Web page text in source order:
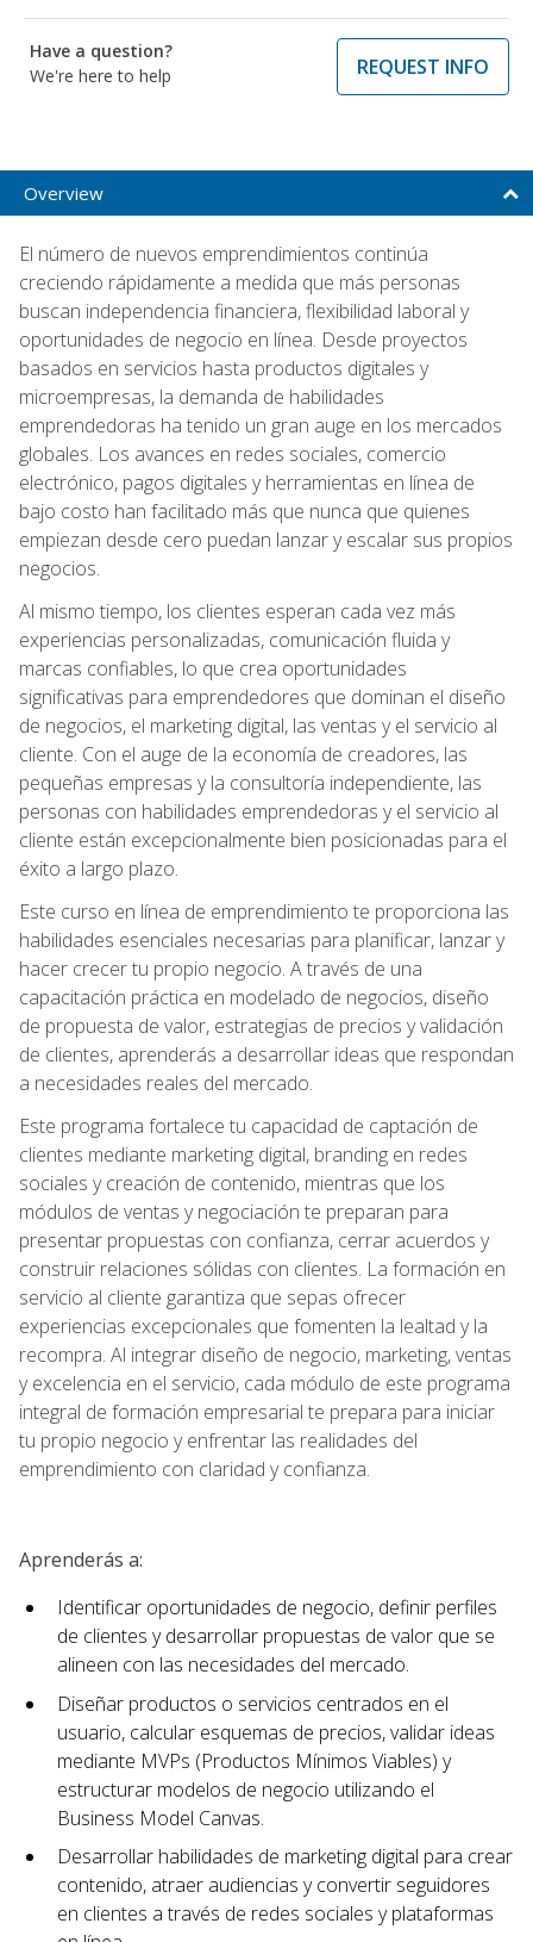
Have a question?
We're here to help
REQUEST INFO
Overview
El número de nuevos emprendimientos continúa
creciendo rápidamente a medida que más personas
buscan independencia financiera, flexibilidad laboral y
oportunidades de negocio en línea. Desde proyectos
basados en servicios hasta productos digitales y
microempresas, la demanda de habilidades
emprendedoras ha tenido un gran auge en los mercados
globales. Los avances en redes sociales, comercio
electrónico, pagos digitales y herramientas en línea de
bajo costo han facilitado más que nunca que quienes
empiezan desde cero puedan lanzar y escalar sus propios
negocios.
Al mismo tiempo, los clientes esperan cada vez más
experiencias personalizadas, comunicación fluida y
marcas confiables, lo que crea oportunidades
significativas para emprendedores que dominan el diseño
de negocios, el marketing digital, las ventas y el servicio al
cliente. Con el auge de la economía de creadores, las
pequeñas empresas y la consultoría independiente, las
personas con habilidades emprendedoras y el servicio al
cliente están excepcionalmente bien posicionadas para el
éxito a largo plazo.
Este curso en línea de emprendimiento te proporciona las
habilidades esenciales necesarias para planificar, lanzar y
hacer crecer tu propio negocio. A través de una
capacitación práctica en modelado de negocios, diseño
de propuesta de valor, estrategias de precios y validación
de clientes, aprenderás a desarrollar ideas que respondan
a necesidades reales del mercado.
Este programa fortalece tu capacidad de captación de
clientes mediante marketing digital, branding en redes
sociales y creación de contenido, mientras que los
módulos de ventas y negociación te preparan para
presentar propuestas con confianza, cerrar acuerdos y
construir relaciones sólidas con clientes. La formación en
servicio al cliente garantiza que sepas ofrecer
experiencias excepcionales que fomenten la lealtad y la
recompra. Al integrar diseño de negocio, marketing, ventas
y excelencia en el servicio, cada módulo de este programa
integral de formación empresarial te prepara para iniciar
tu propio negocio y enfrentar las realidades del
emprendimiento con claridad y confianza.
Aprenderás a:
Identificar oportunidades de negocio, definir perfiles
de clientes y desarrollar propuestas de valor que se
alineen con las necesidades del mercado.
Diseñar productos o servicios centrados en el
usuario, calcular esquemas de precios, validar ideas
mediante MVPs (Productos Mínimos Viables) y
estructurar modelos de negocio utilizando el
Business Model Canvas.
Desarrollar habilidades de marketing digital para crear
contenido, atraer audiencias y convertir seguidores
en clientes a través de redes sociales y plataformas